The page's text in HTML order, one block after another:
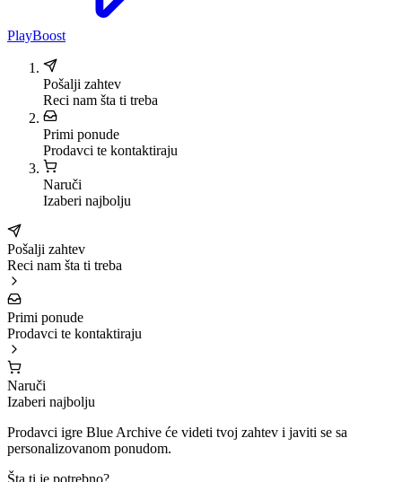
PlayBoost
Pošalji zahtev
Reci nam šta ti treba
Primi ponude
Prodavci te kontaktiraju
Naruči
Izaberi najbolju
Pošalji zahtev
Reci nam šta ti treba
Primi ponude
Prodavci te kontaktiraju
Naruči
Izaberi najbolju
Prodavci igre Blue Archive će videti tvoj zahtev i javiti se sa
personalizovanom ponudom.